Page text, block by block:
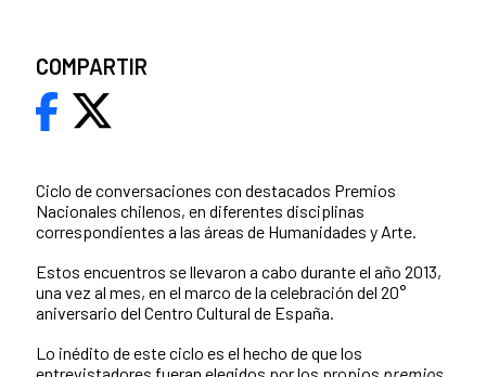
Ciclo de conversaciones con destacados Premios
Nacionales chilenos, en diferentes disciplinas
correspondientes a las áreas de Humanidades y Arte.
Estos encuentros se llevaron a cabo durante el año 2013,
una vez al mes, en el marco de la celebración del 20°
aniversario del Centro Cultural de España.
Lo inédito de este ciclo es el hecho de que los
COMPARTIR